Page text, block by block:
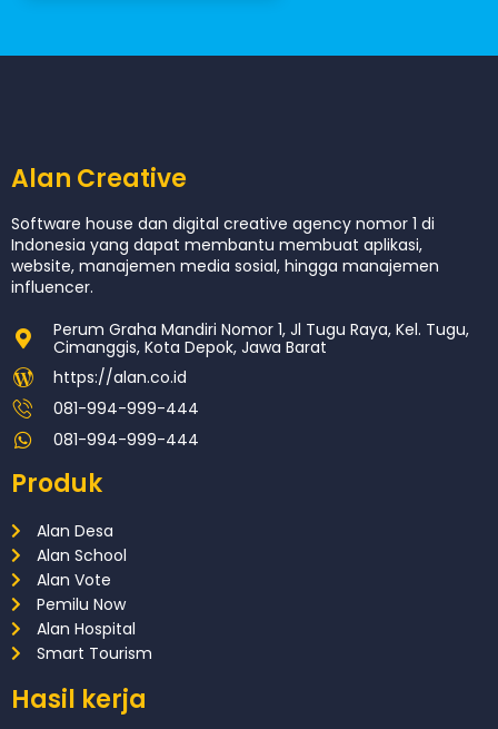
Alan Creative
Software house dan digital creative agency nomor 1 di
Indonesia yang dapat membantu membuat aplikasi,
website, manajemen media sosial, hingga manajemen
influencer.
Perum Graha Mandiri Nomor 1, Jl Tugu Raya, Kel. Tugu,
Cimanggis, Kota Depok, Jawa Barat
https://alan.co.id
081-994-999-444
081-994-999-444
Produk
Alan Desa
Alan School
Alan Vote
Pemilu Now
Alan Hospital
Smart Tourism
Hasil kerja